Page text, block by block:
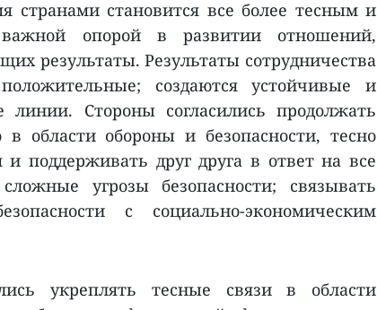
странами становится все более тесным и
опорой в развитии отношений,
результаты. Результаты сотрудничества
создаются устойчивые и
линии. Стороны согласились продолжать
в области обороны и безопасности, тесно
и поддерживать друг друга в ответ на все
угрозы безопасности; связывать
с социально-экономическим
укреплять тесные связи в области